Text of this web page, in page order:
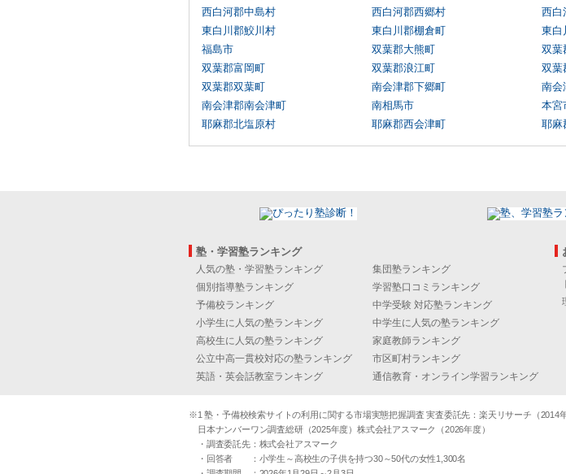
西白河郡中島村
西白河郡西郷村 西白
東白川郡鮫川村
東白川郡棚倉町 東白
福島市
双葉郡大熊町 双葉
双葉郡富岡町
双葉郡浪江町 双葉
双葉郡双葉町
南会津郡下郷町 南会
南会津郡南会津町
南相馬市 本宮
耶麻郡北塩原村
耶麻郡西会津町 耶麻
塾・学習塾ランキング
人気の塾・学習塾ランキング
集団塾ランキング
個別指導塾ランキング
学習塾口コミランキング
予備校ランキング
中学受験 対応塾ランキング
小学生に人気の塾ランキング
中学生に人気の塾ランキング
高校生に人気の塾ランキング
家庭教師ランキング
公立中高一貫校対応の塾ランキング
市区町村ランキング
英語・英会話教室ランキング
通信教育・オンライン学習ランキング
※1 塾・予備校検索サイトの利用に関する市場実態把握調査 実査委託先：楽天リサーチ（2014
日本ナンバーワン調査総研（2025年度）株式会社アスマーク（2026年度）
・調査委託先：株式会社アスマーク
・回答者 ：小学生～高校生の子供を持つ30～50代の女性1,300名